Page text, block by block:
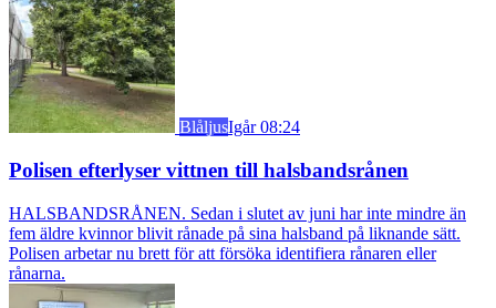
BlåljusIgår 08:24
Polisen efterlyser vittnen till halsbandsrånen
HALSBANDSRÅNEN. Sedan i slutet av juni har inte mindre än
fem äldre kvinnor blivit rånade på sina halsband på liknande sätt.
Polisen arbetar nu brett för att försöka identifiera rånaren eller
rånarna.